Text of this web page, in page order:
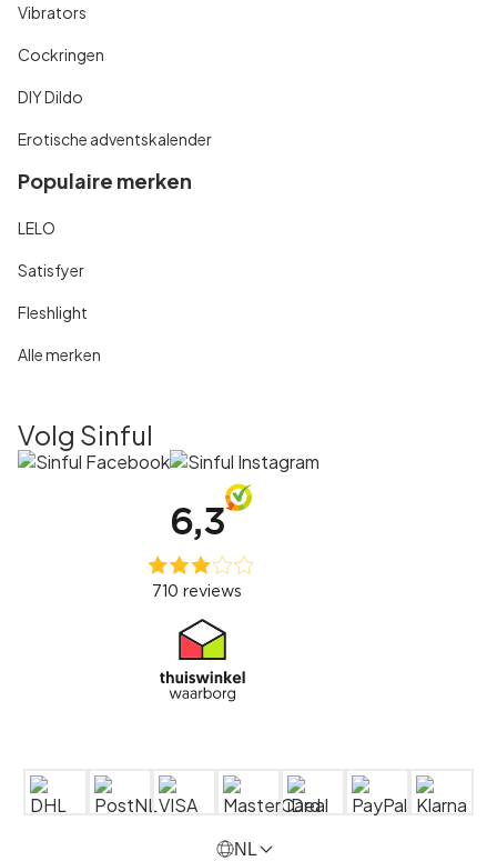
Vibrators
Cockringen
DIY Dildo
Erotische adventskalender
Populaire merken
LELO
Satisfyer
Fleshlight
Alle merken
Volg Sinful
NL